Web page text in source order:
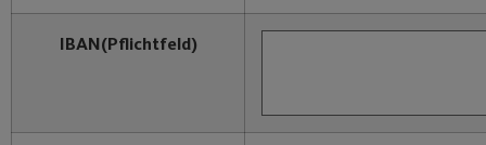
IBAN(Pflichtfeld)